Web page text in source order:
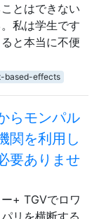
とはできない
私は学生です
と本当に不便
based-effects
らモンパル
関を利用し
要ありませ
+ TGVでロワ
リを横断する